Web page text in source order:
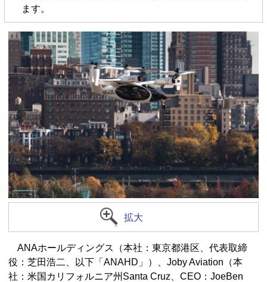
ます。
拡大
ANAホールディングス（本社：東京都港区、代表取締
役：芝田浩二、以下「ANAHD」）、Joby Aviation（本
社：米国カリフォルニア州Santa Cruz、CEO：JoeBen